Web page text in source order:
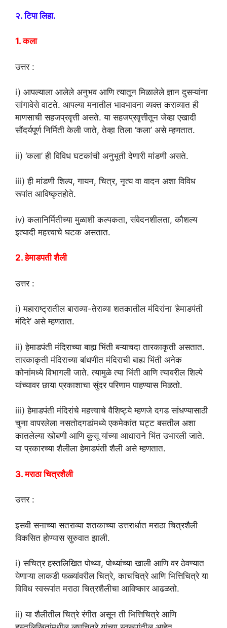
२. टिपा लिहा.
1. कला
उत्तर :
i) आपल्याला आलेले अनुभव आणि त्यातून मिळालेले ज्ञान दुसऱ्यांना
सांगावेसे वाटते. आपल्या मनातील भावभावना व्यक्त कराव्यात ही
माणसाची सहजप्रवृत्ती असते. या सहजप्रवृत्तीतून जेव्हा एखादी
सौंदर्यपूर्ण निर्मिती केली जाते, तेव्हा तिला ‘कला’ असे म्हणतात.
ii) ‘कला’ ही विविध घटकांची अनुभूती देणारी मांडणी असते.
iii) ही मांडणी शिल्प, गायन, चित्र, नृत्य वा वादन अशा विविध
रूपांत आविष्कृतहोते.
iv) कलानिर्मितीच्या मुळाशी कल्पकता, संवेदनशीलता, कौशल्य
इत्यादी महत्त्वाचे घटक असतात.
2. हेमाडपती शैली
उत्तर :
i) महाराष्ट्रातील बाराव्या-तेराव्या शतकातील मंदिरांना ‘हेमाडपंती
मंदिरे’ असे म्हणतात.
ii) हेमाडपंती मंदिराच्या बाह्य भिंती बऱ्याचदा तारकाकृती असतात.
तारकाकृती मंदिराच्या बांधणीत मंदिराची बाह्य भिंती अनेक
कोनांमध्ये विभागली जाते. त्यामुळे त्या भिंती आणि त्यावरील शिल्पे
यांच्यावर छाया प्रकाशाचा सुंदर परिणाम पाहण्यास मिळतो.
iii) हेमाडपंती मंदिरांचे महत्त्वाचे वैशिष्ट्ये म्हणजे दगड सांधण्यासाठी
चुना वापरलेला नसतोदगडांमध्ये एकमेकांत घट्ट बसतील अशा
कातलेल्या खोबणी आणि कुसू यांच्या आधाराने भिंत उभारली जाते.
या प्रकारच्या शैलीला हेमाडपंती शैली असे म्हणतात.
3. मराठा चित्रशैली
उत्तर :
इसवी सनाच्या सतराव्या शतकाच्या उत्तरार्धात मराठा चित्रशैली
विकसित होण्यास सुरुवात झाली.
i) सचित्र हस्तलिखित पोथ्या, पोथ्यांच्या खाली आणि वर ठेवण्यात
येणाऱ्या लाकडी फळ्यांवरील चित्रे, काचचित्रे आणि भित्तिचित्रे या
विविध स्वरूपांत मराठा चित्रशैलीचा आविष्कार आढळतो.
ii) या शैलीतील चित्रे रंगीत असून ती भित्तिचित्रे आणि